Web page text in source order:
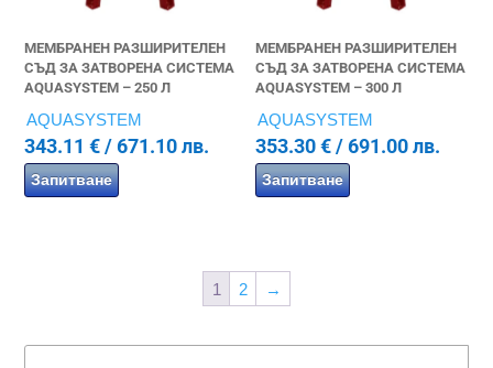
МЕМБРАНЕН РАЗШИРИТЕЛЕН
СЪД ЗА ЗАТВОРЕНА СИСТЕМА
AQUASYSTEM – 250 Л
AQUASYSTEM
343.11€ / 671.10 лв.
Запитване
МЕМБРАНЕН РАЗШИРИТЕЛЕН
СЪД ЗА ЗАТВОРЕНА СИСТЕМА
AQUASYSTEM – 300 Л
AQUASYSTEM
353.30€/ 691.00 лв.
Запитване
1 2 →